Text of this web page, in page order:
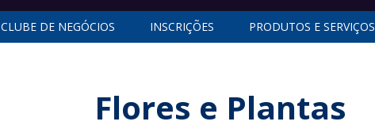
CLUBE DE NEGÓCIOS INSCRIÇÕES PRODUTOS E SERVIÇOS
Flores e Plantas